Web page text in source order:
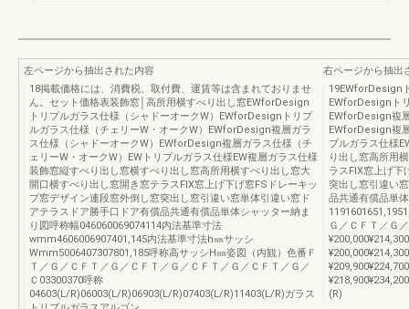
左ページから抽出された内容
18掲載価格には、消費税、取付費、運賃等は含まれておりませ
ん。セット価格表装飾窓│高所用横すべり出し窓EWforDesign
トリプルガラス仕様（シャドーオークW）EWforDesignトリプ
ルガラス仕様（チェリーW・オークW）EWforDesign複層ガラ
ス仕様（シャドーオークW）EWforDesign複層ガラス仕様（チ
ェリーW・オークW）EWトリプルガラス仕様EW複層ガラス仕様
装飾窓縦すべり出し窓横すべり出し窓高所用横すべり出し窓大
開口横すべり出し窓開き窓テラスFIX窓上げ下げ窓FSドレーキッ
プ窓デザイン連段窓外倒し窓突出し窓引違い窓単体引違い窓ド
アテラスドア勝手口ドア有償品共通有償品単体シャッター納ま
り図呼称幅046060069074114内法基準寸法
wmm4606006907401,145内法基準寸法h㎜サッシ
Wmm5006407307801,185呼称高サッシH㎜姿図（内観）色番Ｆ
Ｔ／Ｇ／ＣＦＴ／Ｇ／ＣＦＴ／Ｇ／ＣＦＴ／Ｇ／ＣＦＴ／Ｇ／
Ｃ03300370呼称
04603(L/R)06003(L/R)06903(L/R)07403(L/R)11403(L/R)ガラス
右ページから抽出
19EWforDesign
EWforDesignト
EWforDesign複
EWforDesign複
プルガラス仕様
り出し窓高所用
ラスFIX窓上げ下
突出し窓引違い
品共通有償品単
Ｇ／ＣＦＴ／Ｇ
(R)